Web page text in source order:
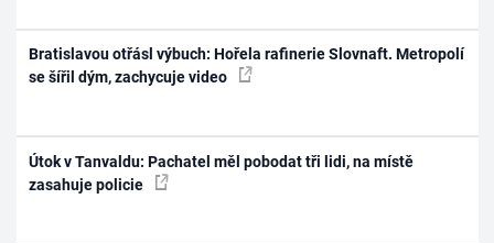
Bratislavou otřásl výbuch: Hořela rafinerie Slovnaft. Metropolí
se šířil dým, zachycuje video
Útok v Tanvaldu: Pachatel měl pobodat tři lidi, na místě
zasahuje policie